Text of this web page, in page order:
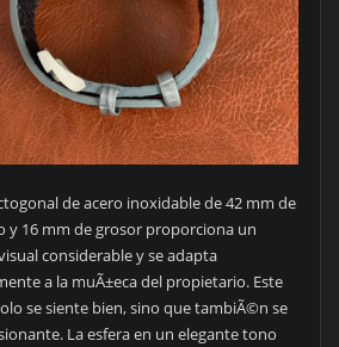
de acero inoxidable de 42 mm de
y 16 mm de grosor proporciona un
considerable y se adapta
a la muÃ±eca del propietario. Este
se siente bien, sino que tambiÃ©n se
La esfera en un elegante tono